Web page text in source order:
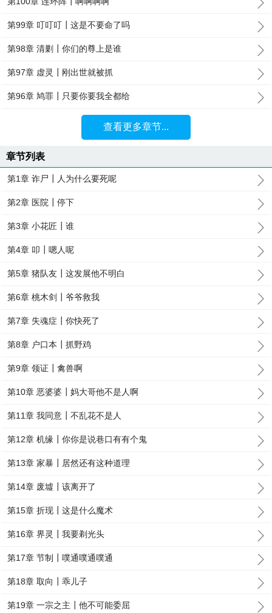
第99章 叮叮叮┃这是不要命了吗
第98章 清剿┃你们的尊上是谁
第97章 虚灵┃刚出世就被抓
第96章 鸠罪┃只要你要我全都给
查看更多章节...
章节列表
第1章 诈尸┃人为什么要死呢
第2章 医院┃停下
第3章 小花匠┃谁
第4章 叩┃嗯人呢
第5章 猪队友┃这发展他不明白
第6章 桃木剑┃爷爷救我
第7章 失魂症┃你快死了
第8章 户口本┃抓野鸡
第9章 领证┃禽兽啊
第10章 恶婆婆┃妈大哥他不是人啊
第11章 我同意┃不乱花不是人
第12章 机缘┃你你是说巷口有有个鬼
第13章 家暴┃居然还有这种道理
第14章 废墟┃该离开了
第15章 折现┃这是什么魔术
第16章 界灵┃我要剃光头
第17章 节制┃噗通噗通噗通
第18章 取向┃乖儿子
第19章 一宗之主┃他不可能委屈